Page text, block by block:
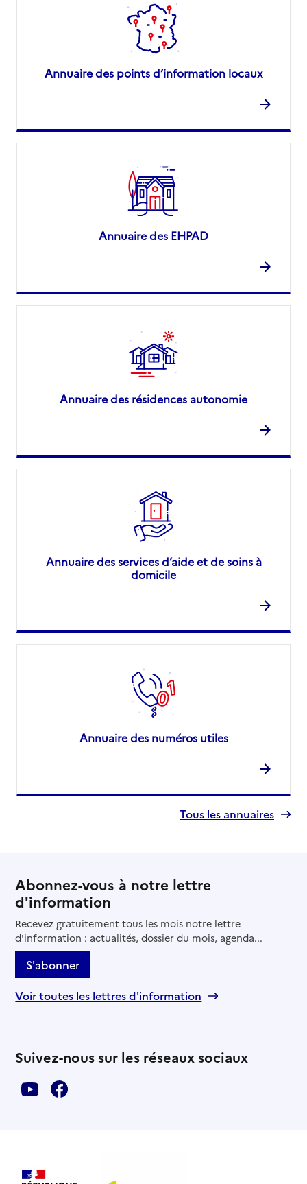
Annuaire des points d’information locaux
Annuaire des EHPAD
Annuaire des résidences autonomie
Annuaire des services d’aide et de soins à
domicile
Annuaire des numéros utiles
Tous les annuaires
Abonnez-vous à notre lettre
d'information
Recevez gratuitement tous les mois notre lettre
d'information : actualités, dossier du mois, agenda...
S'abonner
Voir toutes les lettres d'information
Suivez-nous sur les réseaux sociaux